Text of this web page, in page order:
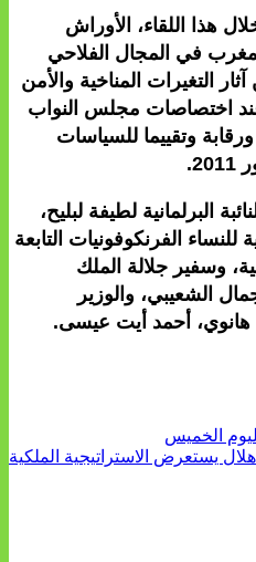
هذا اللقاء، الأوراش
في المجال الفلاحي
التغيرات المناخية والأمن
عند اختصاصات مجلس النواب
وتقييما للسياسات
البرلمانية لطيفة لبليح،
للنساء الفرنكوفونيات التابعة
وسفير جلالة الملك
الشعيبي، والوزير
هانوي، أحمد أيت عيسى.
الخميس
يستعرض الاستراتيجية الملكية